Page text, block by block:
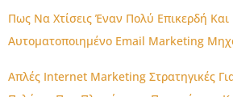
Πως Να Χτίσεις Έναν Πολύ Επικερδή
Αυτοματοποιημένο Email Marketing
Απλές Internet Marketing Στρατηγικές